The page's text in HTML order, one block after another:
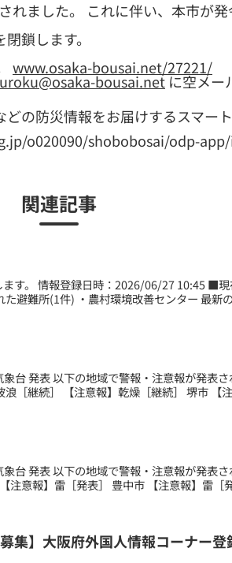
ました。 これに伴い、本市が
鎖します。
www.osaka-bousai.net/27221/
bousai.netに空メー
の防災情報をお届けするスマー
o020090/shobobosai/odp-
関連記事
す。 情報登録日時：2026/06/27 10:45 ■
避難所(1件) ・農村環境改善センター 最新
台 発表 以下の地域で警報・注意報が発表さ
浪［継続］ 【注意報】乾燥［継続］ 堺市 【
台 発表 以下の地域で警報・注意報が発表さ
注意報】雷［発表］ 豊中市 【注意報】雷［
集】大阪府外国人情報コーナー